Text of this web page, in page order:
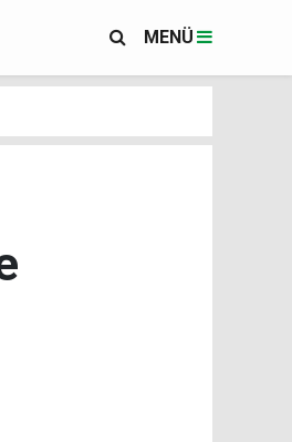
MENÜ